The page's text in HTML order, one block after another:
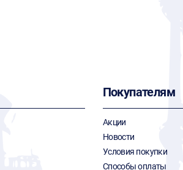
Покупателям
Акции
Новости
Условия покупки
Способы оплаты